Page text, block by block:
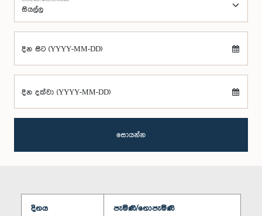
දින සිට (YYYY-MM-DD)
දින දක්වා (YYYY-MM-DD)
සොයන්න
දිනය පැමිණි/නොපැමිණි